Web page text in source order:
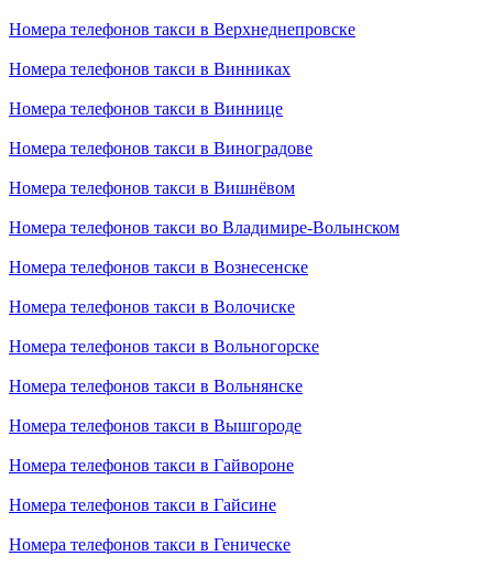
Номера телефонов такси в Верхнеднепровске
Номера телефонов такси в Винниках
Номера телефонов такси в Виннице
Номера телефонов такси в Виноградове
Номера телефонов такси в Вишнёвом
Номера телефонов такси во Владимире-Волынском
Номера телефонов такси в Вознесенске
Номера телефонов такси в Волочиске
Номера телефонов такси в Вольногорске
Номера телефонов такси в Вольнянске
Номера телефонов такси в Вышгороде
Номера телефонов такси в Гайвороне
Номера телефонов такси в Гайсине
Номера телефонов такси в Геническе